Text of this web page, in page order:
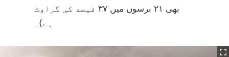
بھی ۲۱ برسوں میں ۳۷ فیصد کی گراوٹ
ہے)۔